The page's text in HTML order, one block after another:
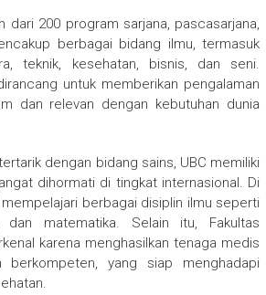
dari 200 program sarjana, pascasarjana,
berbagai bidang ilmu, termasuk
teknik, kesehatan, bisnis, dan seni.
untuk memberikan pengalaman
dan relevan dengan kebutuhan dunia
dengan bidang sains, UBC memiliki
dihormati di tingkat internasional. Di
berbagai disiplin ilmu seperti
dan matematika. Selain itu, Fakultas
karena menghasilkan tenaga medis
berkompeten, yang siap menghadapi